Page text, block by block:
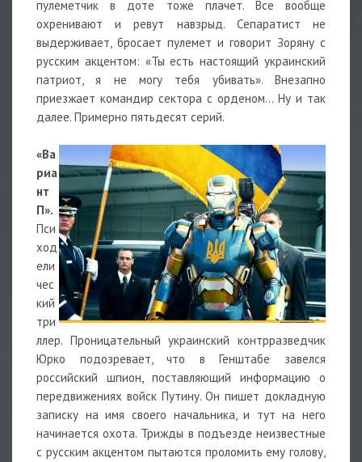
пулеметчик в доте тоже плачет. Все вообще
охренивают и ревут навзрыд. Сепаратист не
выдерживает, бросает пулемет и говорит Зоряну с
русским акцентом: «Ты есть настоящий украинский
патриот, я не могу тебя убивать». Внезапно
приезжает командир сектора с орденом… Ну и так
далее. Примерно пятьдесят серий.
«Ва
риа
нт
П».
Пси
ход
ели
чес
кий
три
ллер. Проницательный украинский контрразведчик
Юрко подозревает, что в Генштабе завелся
российский шпион, поставляющий информацию о
передвижениях войск Путину. Он пишет докладную
записку на имя своего начальника, и тут на него
начинается охота. Трижды в подъезде неизвестные
с русским акцентом пытаются проломить ему голову,